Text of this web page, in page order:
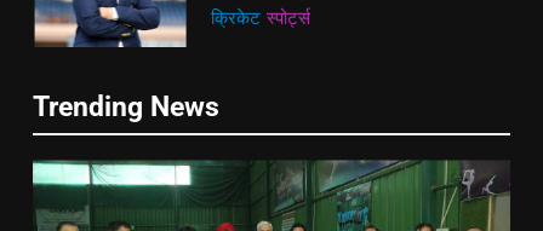
एटकिंसन दूसरे टेस्ट से बाहर; आर्चर की
क्रिकेट ‎स्पोर्ट्स
अररिया में ‘जीरो ऑफिस डे’ अभियान
कार्ड बनाने की अपील, कल भी आयोजन
पूर्व राज्य
Trending News
5
रूट 4 साल बाद इंग्लैंड की कप्तानी
करेंगे:नाइटक्लब केस के चलते स्टोक्स-
एटकिंसन दूसरे टेस्ट से बाहर; आर्चर की
वापसी
‎स्पोर्ट्स